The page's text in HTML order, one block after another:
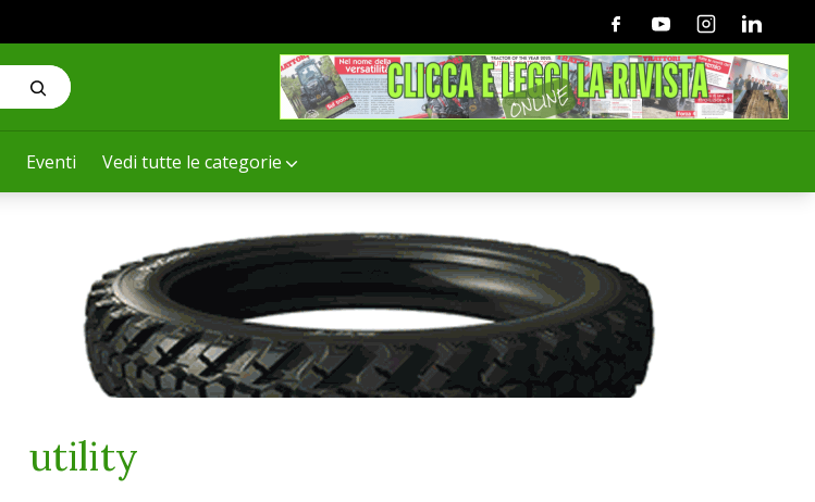
Eventi Vedi tutte le categorie
FacebookYoutubeInstagramLinkedin
utility